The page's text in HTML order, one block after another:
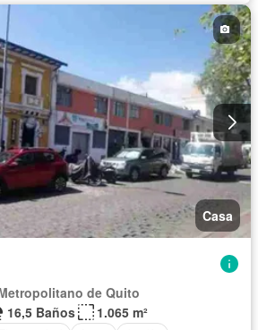
guardianía
Biblioteca
Casa
de Quito
16,5 Baños
1.065 m²